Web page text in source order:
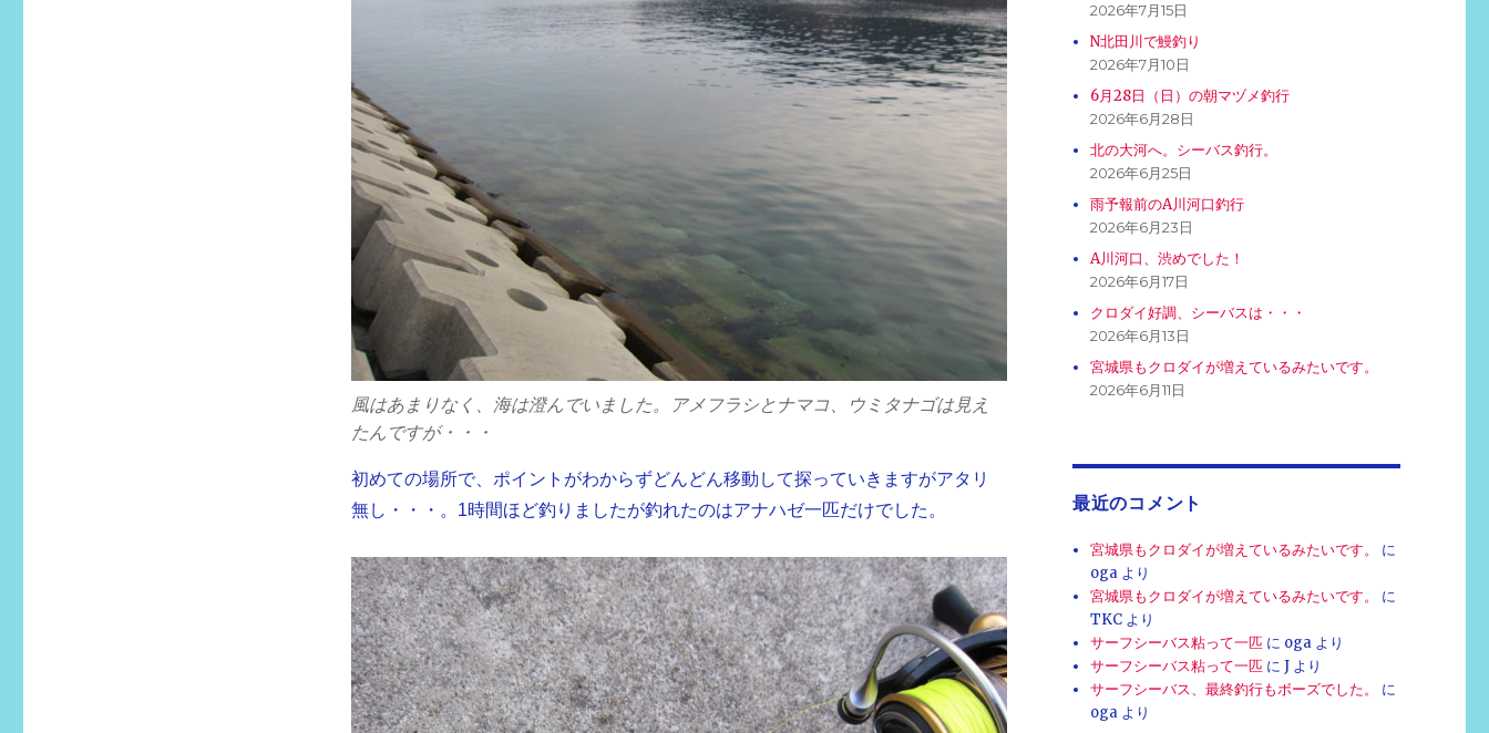
風はあまりなく、海は澄んでいました。アメフラシとナマコ、ウミタナゴは見え
たんですが・・・
初めての場所で、ポイントがわからずどんどん移動して探っていきますがアタリ
無し・・・。1時間ほど釣りましたが釣れたのはアナハゼ一匹だけでした。
2026年7月15日
N北田川で鰻釣り
2026年7月10日
6月28日（日）の朝マヅメ釣行
2026年6月28日
北の大河へ。シーバス釣行。
2026年6月25日
雨予報前のA川河口釣行
2026年6月23日
A川河口、渋めでした！
2026年6月17日
クロダイ好調、シーバスは・・・
2026年6月13日
宮城県もクロダイが増えているみたいです。
2026年6月11日
最近のコメント
宮城県もクロダイが増えているみたいです。
に
oga より
宮城県もクロダイが増えているみたいです。
に
TKC より
サーフシーバス粘って一匹 に oga より
サーフシーバス粘って一匹 にJ より
サーフシーバス、最終釣行もボーズでした。
に
oga より